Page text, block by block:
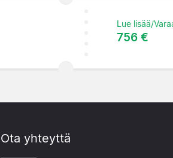
Lue lisää/
756 €
Ota yhteyttä